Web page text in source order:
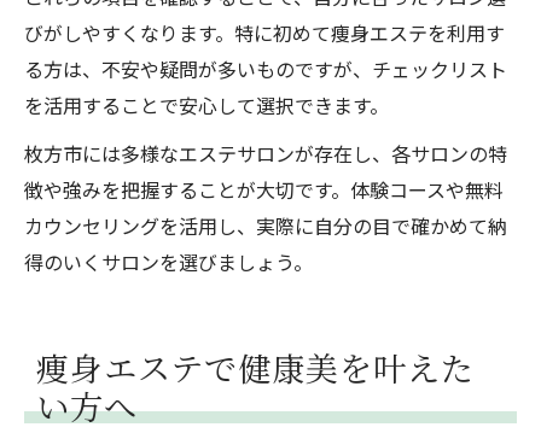
びがしやすくなります。特に初めて痩身エステを利用す
る方は、不安や疑問が多いものですが、チェックリスト
を活用することで安心して選択できます。
枚方市には多様なエステサロンが存在し、各サロンの特
徴や強みを把握することが大切です。体験コースや無料
カウンセリングを活用し、実際に自分の目で確かめて納
得のいくサロンを選びましょう。
痩身エステで健康美を叶えた
い方へ